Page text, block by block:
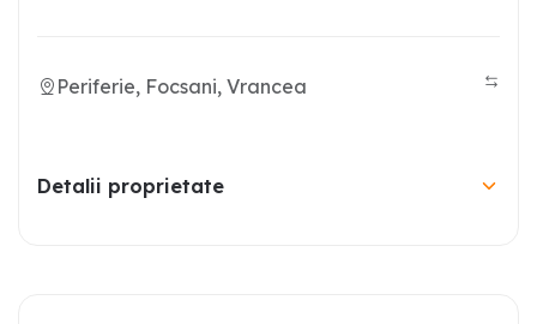
Periferie, Focsani, Vrancea
Detalii proprietate